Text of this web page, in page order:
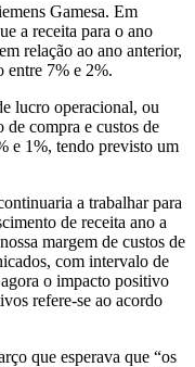
Gamesa. Em
a receita para o ano
relação ao ano anterior,
entre 7% e 2%.
lucro operacional, ou
compra e custos de
e 1%, tendo previsto um
a trabalhar para
de receita ano a
margem de custos de
com intervalo de
o impacto positivo
refere-se ao acordo
que esperava que “os